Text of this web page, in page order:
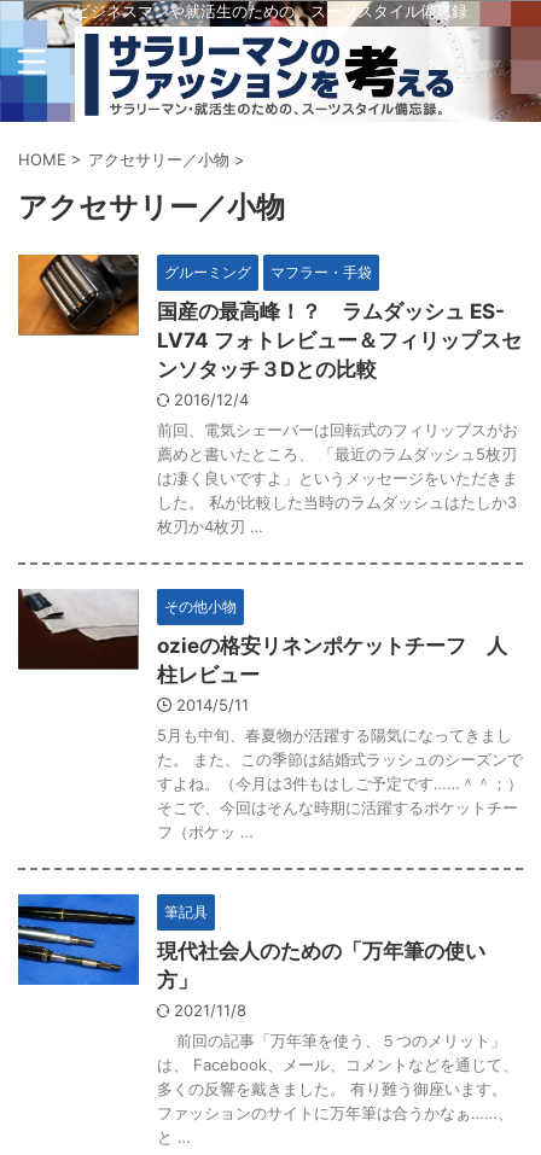
ビジネスマンや就活生のための、スーツスタイル備忘録
HOME > アクセサリー／小物 >
アクセサリー／小物
グルーミング マフラー・手袋
国産の最高峰！？ ラムダッシュ ES-
LV74 フォトレビュー＆フィリップスセ
ンソタッチ３Dとの比較
2016/12/4
前回、電気シェーバーは回転式のフィリップスがお
薦めと書いたところ、 「最近のラムダッシュ5枚刃
は凄く良いですよ」というメッセージをいただきま
した。 私が比較した当時のラムダッシュはたしか3
枚刃か4枚刃 …
その他小物
ozieの格安リネンポケットチーフ 人
柱レビュー
2014/5/11
5月も中旬、春夏物が活躍する陽気になってきまし
た。 また、この季節は結婚式ラッシュのシーズンで
すよね。（今月は3件もはしご予定です……＾＾；）
そこで、今回はそんな時期に活躍するポケットチー
フ（ポケッ …
筆記具
現代社会人のための「万年筆の使い
方」
2021/11/8
前回の記事「万年筆を使う、５つのメリット」
は、 Facebook、メール、コメントなどを通じて、
多くの反響を戴きました。 有り難う御座います。
ファッションのサイトに万年筆は合うかなぁ……、
と …